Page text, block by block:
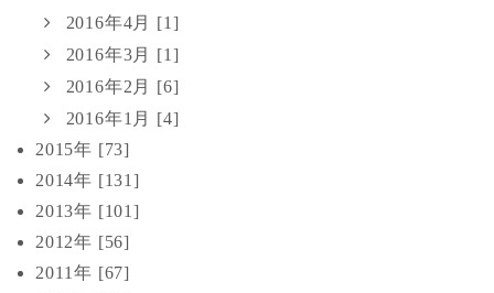
2016年4月 [1]
2016年3月 [1]
2016年2月 [6]
2016年1月 [4]
2015年 [73]
2014年 [131]
2013年 [101]
2012年 [56]
2011年 [67]